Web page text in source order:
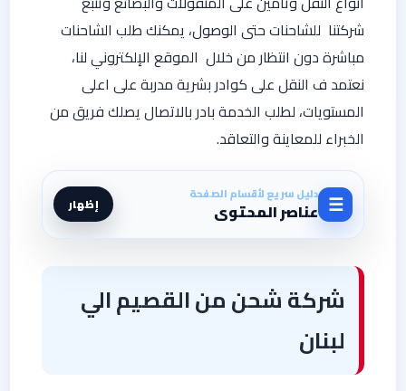
شركتنا للشاحنات حتى الوصول، يمكنك طلب الشاحنات
مباشرة دون انتظار من خلال الموقع الإلكتروني لنا،
نعتمد ف النقل على كوادر بشرية مدربة على اعلى
المستويات، لطلب الخدمة بادر بالاتصال يصلك فريق من
الخبراء للمعاينة والتعاقد.
☰ دليل سريع لأقسام الصفحة
عناصر المحتوى إظهار
شركة شحن من القصيم الي
لبنان